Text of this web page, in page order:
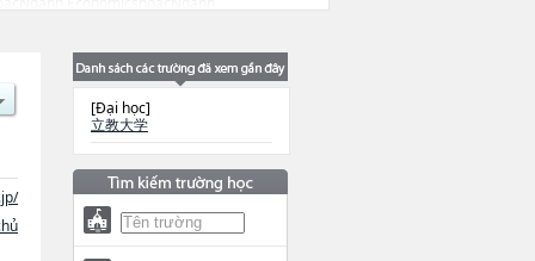
tin về từng ngành học, thông tin liên quan
[Đại học]
立教大学